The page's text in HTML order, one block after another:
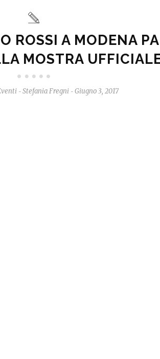
ROSSI A MODENA
MOSTRA
- Stefania Fregni - Giugno 3, 2017